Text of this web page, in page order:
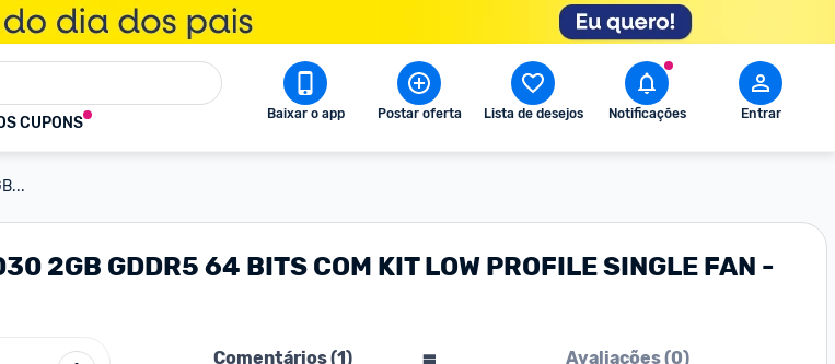
CUPONS Baixar o app Postar oferta Lista de desejos Notificações Entrar
2GB GDDR5 64 BITS COM KIT LOW PROFILE SINGLE FAN -
Comentários (1) Avaliações (0)